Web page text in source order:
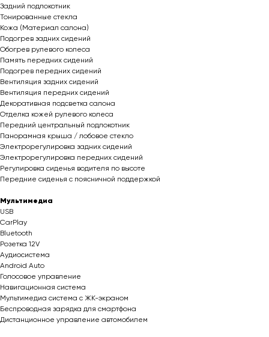
Задний подлокотник
Тонированные стекла
Кожа (Материал салона)
Подогрев задних сидений
Обогрев рулевого колеса
Память передних сидений
Подогрев передних сидений
Вентиляция задних сидений
Вентиляция передних сидений
Декоративная подсветка салона
Отделка кожей рулевого колеса
Передний центральный подлокотник
Панорамная крыша / лобовое стекло
Электрорегулировка задних сидений
Электрорегулировка передних сидений
Регулировка сиденья водителя по высоте
Передние сиденья с поясничной поддержкой
Мультимедиа
USB
CarPlay
Bluetooth
Розетка 12V
Аудиосистема
Android Auto
Голосовое управление
Навигационная система
Мультимедиа система с ЖК-экраном
Беспроводная зарядка для смартфона
Дистанционное управление автомобилем